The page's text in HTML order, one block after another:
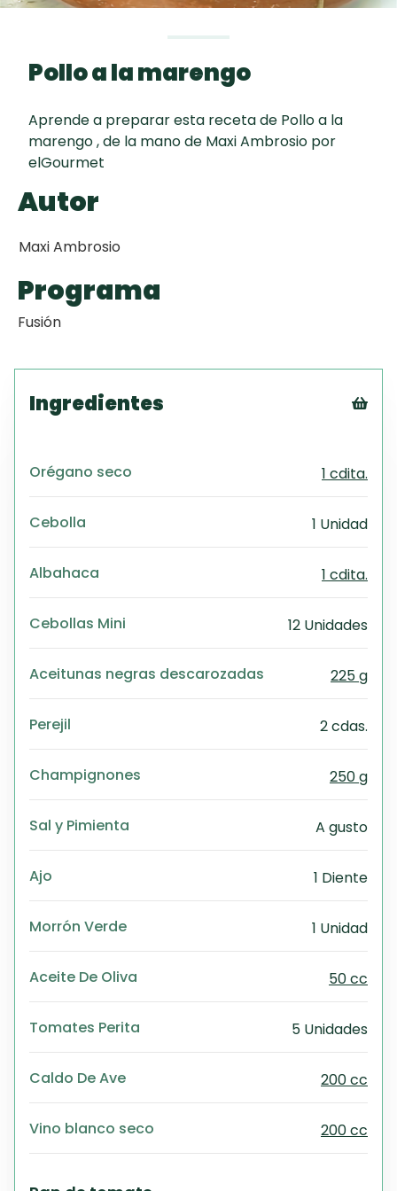
Galletas con
Chispas de
Chocolate
Pollo a la marengo
Aprende a preparar esta receta de Pollo a la
marengo , de la mano de Maxi Ambrosio por
elGourmet
Autor
Maxi Ambrosio
Programa
Fusión
Ingredientes
Orégano seco 1 cdita.
Cebolla 1 Unidad
Albahaca 1 cdita.
Cebollas Mini 12 Unidades
Aceitunas negras descarozadas 225 g
Perejil 2 cdas.
Champignones 250 g
Sal y Pimienta A gusto
Ajo 1 Diente
Morrón Verde 1 Unidad
Aceite De Oliva 50 cc
Tomates Perita 5 Unidades
Caldo De Ave 200 cc
Vino blanco seco 200 cc